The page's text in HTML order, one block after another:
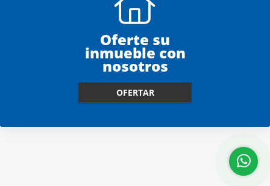
Oferte su
inmueble con
nosotros
OFERTAR